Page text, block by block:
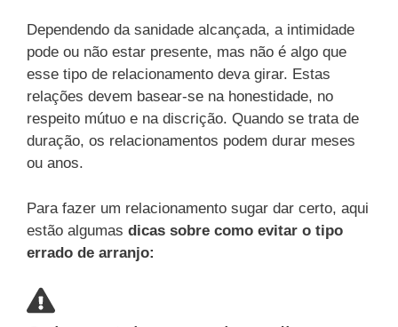
Dependendo da sanidade alcançada, a intimidade
pode ou não estar presente, mas não é algo que
esse tipo de relacionamento deva girar. Estas
relações devem basear-se na honestidade, no
respeito mútuo e na discrição. Quando se trata de
duração, os relacionamentos podem durar meses
ou anos.
Para fazer um relacionamento sugar dar certo, aqui
estão algumas dicas sobre como evitar o tipo
errado de arranjo: